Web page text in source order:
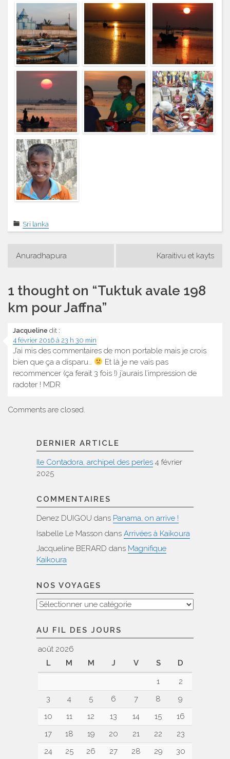
Sri lanka
Navigation
l’article
Anuradhapura Karaitivu et kayts
1 thought on “Tuktuk avale 198
km pour Jaffna”
Jacqueline dit :
4 février 2016 à 23 h 30 min
J’ai mis des commentaires de mon portable mais je crois
bien que ça a disparu…
Et là je ne vais pas
recommencer (ça ferait 3 fois !) j’aurais l’impression de
radoter ! MDR
Comments are closed.
DERNIER ARTICLE
Ile Contadora, archipel des perles 4 février
2025
COMMENTAIRES
Denez DUIGOU dans Panama, on arrive !
Isabelle Le Masson dans Arrivées à Kaikoura
Jacqueline BERARD dans Magnifique
Kaikoura
NOS VOYAGES
Nos
AU FIL DES JOURS
août 2026
L
M M J V S
D
1
2
3
4 5 6 7 8
9
10
11 12 13 14 15
16
17
18 19 20 21 22
23
24
25 26 27 28 29 30